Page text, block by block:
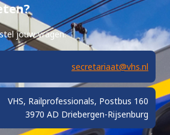
jouw vragen.
secretariaat@vhs.nl
VHS, Railprofessionals, Postbus 160
3970 AD Driebergen-Rijsenburg